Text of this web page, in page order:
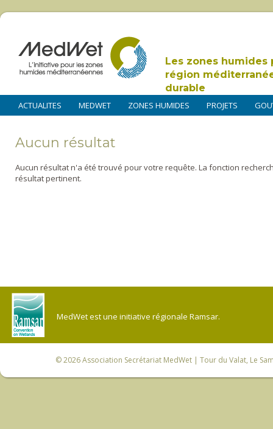
Les zones humides
région
durable
ACTUALITES MEDWET ZONES HUMIDES PROJETS
Aucun résultat
Aucun résultat n'a été trouvé pour votre requête. La fonction
résultat pertinent.
MedWet est une initiative régionale Ramsar.
© 2026Association Secrétariat MedWet | Tour du Valat, Le